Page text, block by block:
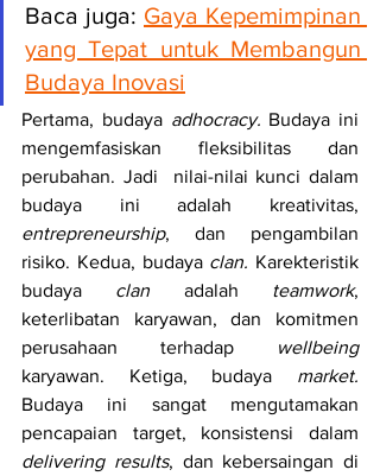
Baca juga: Gaya Kepemimpinan
yang Tepat untuk Membangun
Budaya Inovasi
Pertama, budaya adhocracy. Budaya ini
mengemfasiskan fleksibilitas dan
perubahan. Jadi  nilai-nilai kunci dalam
entrepreneurship, dan pengambilan
risiko. Kedua, budaya clan. Karekteristik
budaya clan adalah teamwork,
keterlibatan karyawan, dan komitmen
perusahaan terhadap
wellbeing
karyawan. Ketiga, budaya market.
Budaya ini sangat mengutamakan
delivering results, dan kebersaingan di